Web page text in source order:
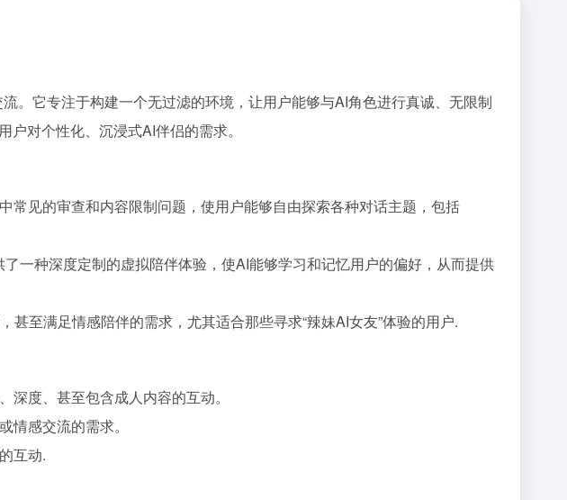
。它专注于构建一个无过滤的环境，让用户能够与AI角色进行真诚、无限制
对个性化、沉浸式AI伴侣的需求。
见的审查和内容限制问题，使用户能够自由探索各种对话主题，包括
一种深度定制的虚拟陪伴体验，使AI能够学习和记忆用户的偏好，从而提供
至满足情感陪伴的需求，尤其适合那些寻求“辣妹AI女友”体验的用户.
度、甚至包含成人内容的互动。
情感交流的需求。
互动.